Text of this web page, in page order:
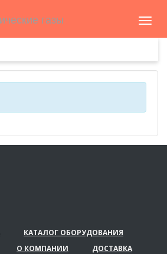
газы
КАТАЛОГ ОБОРУДОВАНИЯ
О КОМПАНИИ
ДОСТАВКА
english